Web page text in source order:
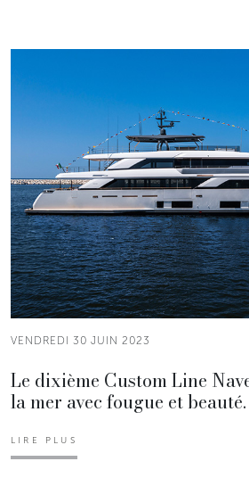
VENDREDI 30 JUIN 2023
Le dixième Custom Line
la mer avec fougue et beauté.
LIRE PLUS